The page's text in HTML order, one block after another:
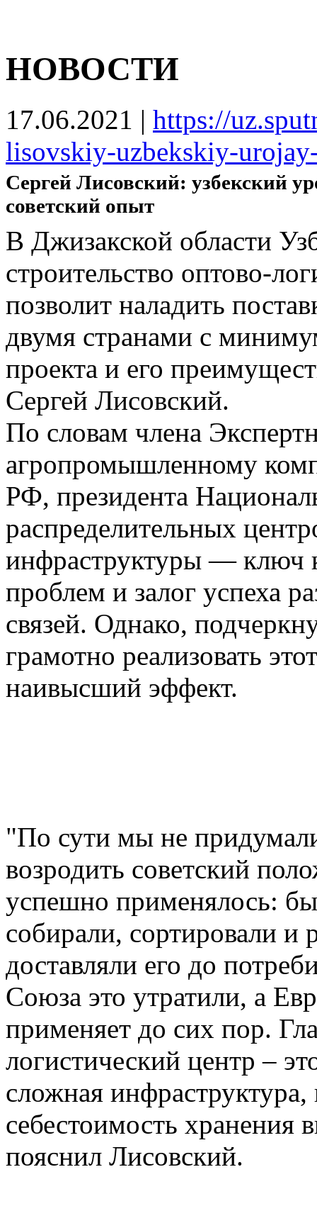
НОВОСТИ
17.06.2021 | https://
lisovskiy-uzbekskiy-
Сергей Лисовский: узбекский
советский опыт
В Джизакской области
строительство оптово-
позволит наладить
двумя странами с
проекта и его
Сергей Лисовский.
По словам члена
агропромышленному
РФ, президента
распределительных
инфраструктуры — ключ
проблем и залог успеха
связей. Однако,
грамотно реализовать
наивысший эффект.
"По сути мы не
возродить советский
успешно применялось:
собирали, сортировали и
доставляли его до
Союза это утратили, а
применяет до сих пор.
логистический центр –
сложная
себестоимость
пояснил Лисовский.